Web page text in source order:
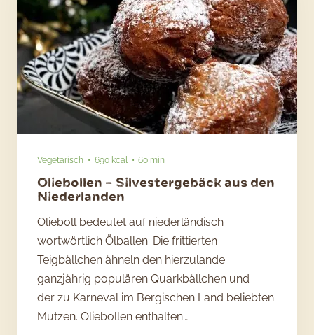
Vegetarisch 690 kcal 60 min
Oliebollen – Silvestergebäck aus den
Niederlanden
Olieboll bedeutet auf niederländisch
wortwörtlich Ölballen. Die frittierten
Teigbällchen ähneln den hierzulande
ganzjährig populären Quarkbällchen und
der zu Karneval im Bergischen Land beliebten
Mutzen. Oliebollen enthalten…